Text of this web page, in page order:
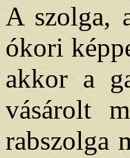
A szolga,
ókori
akkor a
vásárolt
rabszolga